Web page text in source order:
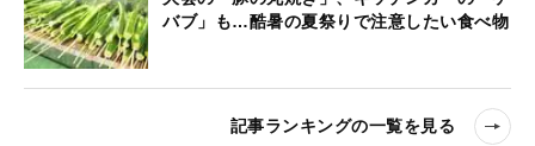
バブ」も…酷暑の夏祭りで注意したい食べ物
記事ランキングの一覧を見る